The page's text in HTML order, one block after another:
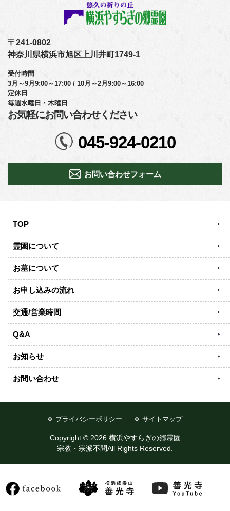
〒241-0802
神奈川県横浜市旭区上川井町1749-1
受付時間
3月～9月9:00～17:00 / 10月～2月9:00～16:00
定休日
毎週水曜日・木曜日
お気軽にお問い合わせください
045-924-0210
お問い合わせフォーム
TOP
霊園について
お墓について
お申し込みの流れ
交通/営業時間
Q&A
お知らせ
お問い合わせ
プライバシーポリシー サイトマップ
Copyright © 2026 横浜やすらぎの郷霊園
宗教・宗派不問All Rights Reserved.